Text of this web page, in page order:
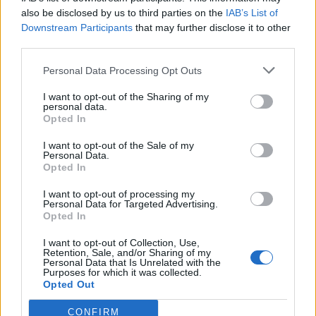
also be disclosed by us to third parties on the IAB’s List of
Downstream Participants that may further disclose it to other
Personal Data Processing Opt Outs
I want to opt-out of the Sharing of my
personal data.
Opted In
I want to opt-out of the Sale of my
Personal Data.
Opted In
I want to opt-out of processing my
Personal Data for Targeted Advertising.
Opted In
I want to opt-out of Collection, Use,
Retention, Sale, and/or Sharing of my
Personal Data that Is Unrelated with the
Purposes for which it was collected.
Opted Out
CONFIRM